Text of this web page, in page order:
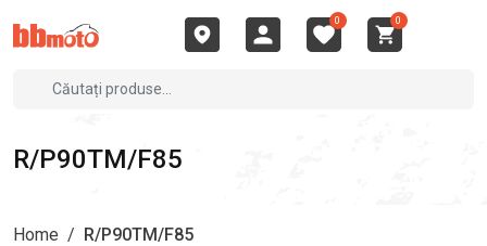
0 0
R/P90TM/F85
Home / R/P90TM/F85